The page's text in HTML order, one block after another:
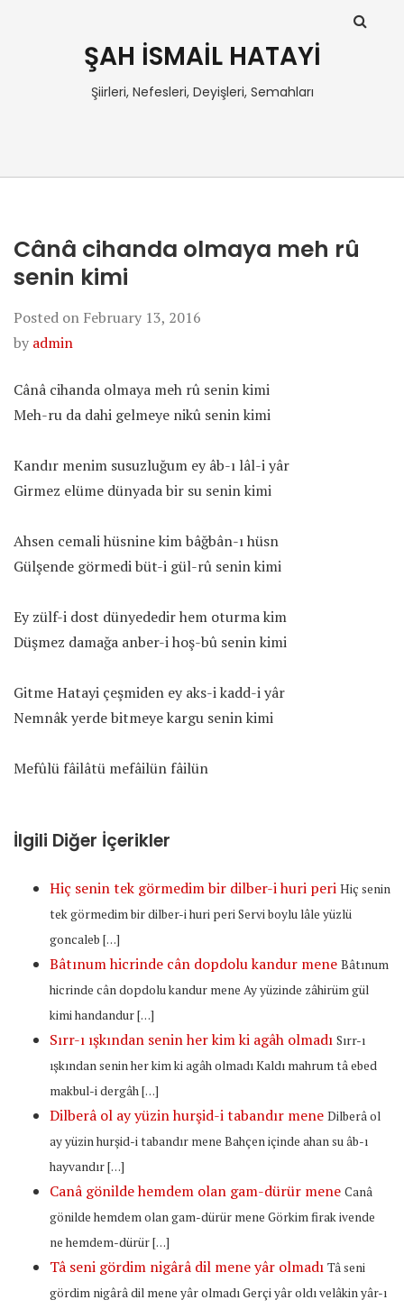
ŞAH İSMAİL HATAYİ
Şiirleri, Nefesleri, Deyişleri, Semahları
Cânâ cihanda olmaya meh rû
senin kimi
Posted on February 13, 2016
by admin
Cânâ cihanda olmaya meh rû senin kimi
Meh-ru da dahi gelmeye nikû senin kimi
Kandır menim susuzluğum ey âb-ı lâl-i yâr
Girmez elüme dünyada bir su senin kimi
Ahsen cemali hüsnine kim bâğbân-ı hüsn
Gülşende görmedi büt-i gül-rû senin kimi
Ey zülf-i dost dünyededir hem oturma kim
Düşmez damağa anber-i hoş-bû senin kimi
Gitme Hatayi çeşmiden ey aks-i kadd-i yâr
Nemnâk yerde bitmeye kargu senin kimi
Mefûlü fâilâtü mefâilün fâilün
İlgili Diğer İçerikler
Hiç senin tek görmedim bir dilber-i huri peri Hiç senin
tek görmedim bir dilber-i huri peri Servi boylu lâle yüzlü
goncaleb […]
Bâtınum hicrinde cân dopdolu kandur mene Bâtınum
hicrinde cân dopdolu kandur mene Ay yüzinde zâhirüm gül
kimi handandur […]
Sırr-ı ışkından senin her kim ki agâh olmadı Sırr-ı
ışkından senin her kim ki agâh olmadı Kaldı mahrum tâ ebed
makbul-i dergâh […]
Dilberâ ol ay yüzin hurşid-i tabandır mene Dilberâ ol
ay yüzin hurşid-i tabandır mene Bahçen içinde ahan su âb-ı
hayvandır […]
Canâ gönilde hemdem olan gam-dürür mene Canâ
gönilde hemdem olan gam-dürür mene Görkim firak ivende
ne hemdem-dürür […]
Tâ seni gördim nigârâ dil mene yâr olmadı Tâ seni
gördim nigârâ dil mene yâr olmadı Gerçi yâr oldı velâkin yâr-ı